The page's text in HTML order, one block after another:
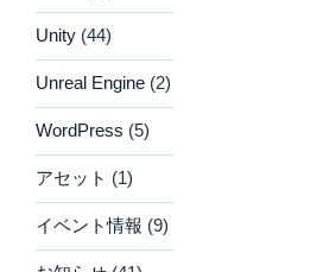
Unity (44)
Unreal Engine (2)
WordPress (5)
アセット (1)
イベント情報 (9)